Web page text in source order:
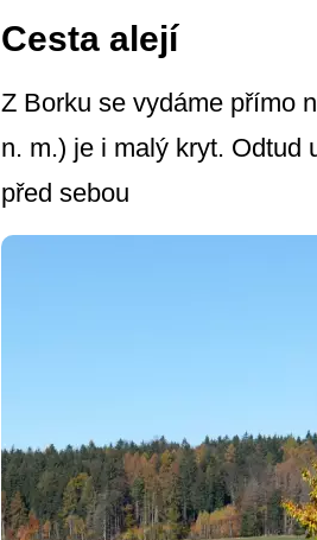
Cesta alejí
Z Borku se vydáme přímo
n. m.) je i malý kryt. Odtud
před sebou